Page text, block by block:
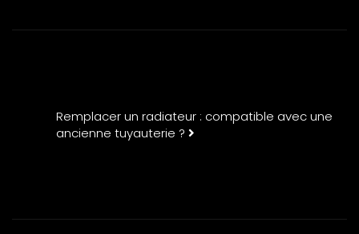
Remplacer un radiateur : compatible avec une
ancienne tuyauterie ?